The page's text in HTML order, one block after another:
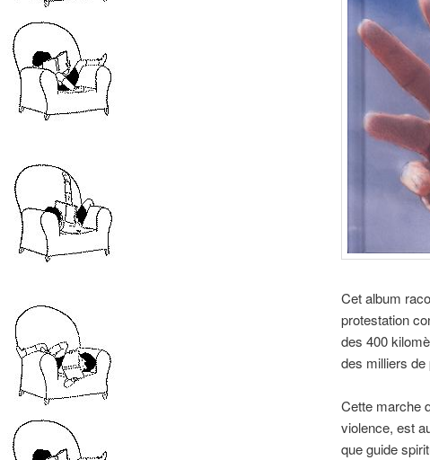
Cet album
protestation
des 400
des milliers de
Cette marche
violence, est
que guide